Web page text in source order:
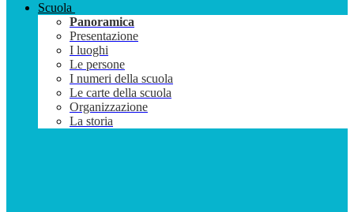
Scuola
Panoramica
Presentazione
I luoghi
Le persone
I numeri della scuola
Le carte della scuola
Organizzazione
La storia